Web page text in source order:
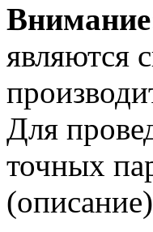
являются
Для
точных